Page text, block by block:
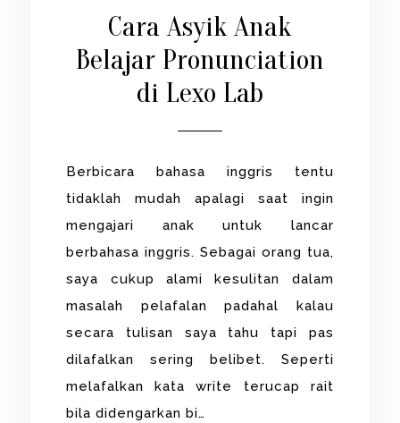
Cara Asyik Anak
Belajar Pronunciation
di Lexo Lab
Berbicara bahasa inggris tentu
tidaklah mudah apalagi saat ingin
mengajari anak untuk lancar
berbahasa inggris. Sebagai orang tua,
saya cukup alami kesulitan dalam
masalah pelafalan padahal kalau
secara tulisan saya tahu tapi pas
dilafalkan sering belibet. Seperti
melafalkan kata write terucap rait
bila didengarkan bi…